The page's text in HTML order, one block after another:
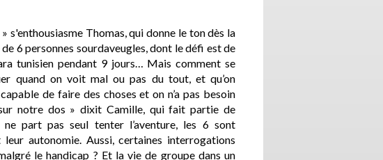
» s'enthousiasme Thomas, qui donne le ton dès la
6 personnes sourdaveugles, dont le défi est de
tunisien pendant 9 jours… Mais comment se
quand on voit mal ou pas du tout, et qu’on
de faire des choses et on n’a pas besoin
notre dos » dixit Camille, qui fait partie de
ne part pas seul tenter l’aventure, les 6 sont
leur autonomie. Aussi, certaines interrogations
le handicap ? Et la vie de groupe dans un